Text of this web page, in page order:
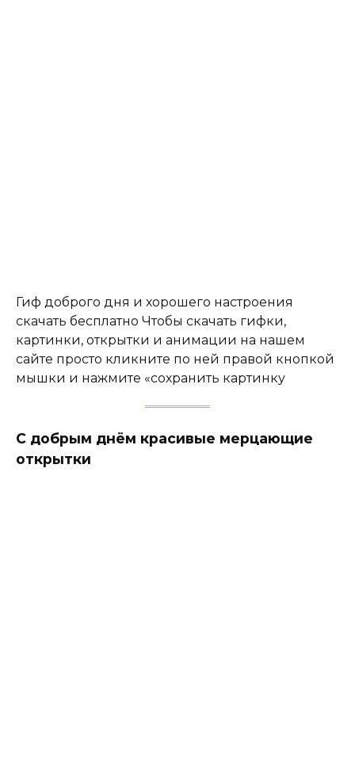
Гиф доброго дня и хорошего настроения
скачать бесплатно Чтобы скачать гифки,
картинки, открытки и анимации на нашем
сайте просто кликните по ней правой кнопкой
мышки и нажмите «сохранить картинку
С добрым днём красивые мерцающие
открытки